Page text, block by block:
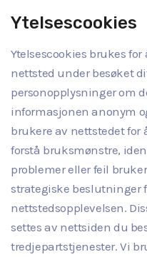
Ytelsescookies
Ytelsescookies brukes
nettsted under besøket
personopplysninger om
informasjonen anonym
brukere av nettstedet for
forstå bruksmønstre,
problemer eller feil
strategiske beslutninger
nettstedsopplevelsen.
settes av nettsiden du
tredjepartstjenester. Vi